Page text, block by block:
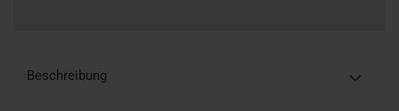
Beschreibung